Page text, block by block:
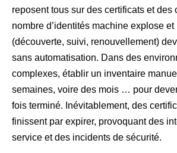
reposent tous sur des certificats et des
nombre d’identités machine explose
(découverte, suivi, renouvellement)
sans automatisation. Dans des
complexes, établir un inventaire
semaines, voire des mois … pour
fois terminé. Inévitablement, des
finissent par expirer, provoquant des
service et des incidents de sécurité.